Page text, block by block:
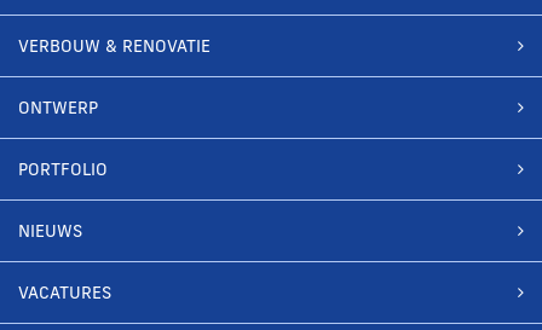
VERBOUW & RENOVATIE
ONTWERP
PORTFOLIO
NIEUWS
VACATURES